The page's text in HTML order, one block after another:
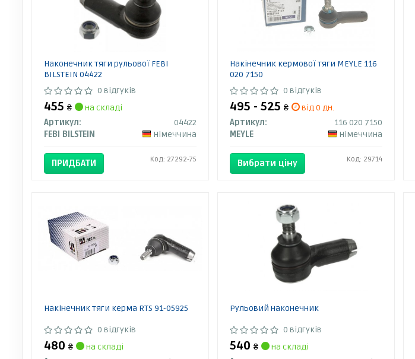
Наконечник тяги рульової FEBI
BILSTEIN 04422
0 відгуків
455 ₴
на складі
Артикул:
04422
FEBI BILSTEIN
Німеччина
ПРИДБАТИ Код: 27292-75
Накінечник кермової тяги MEYLE 116
020 7150
0 відгуків
495 - 525 ₴
від 0 дн.
Артикул:
116 020 7150
MEYLE
Німеччина
Вибрати ціну Код: 29714
Накінечник тяги керма RTS 91-05925
0 відгуків
480 ₴
на складі
Рульовий наконечник
0 відгуків
540 ₴
на складі